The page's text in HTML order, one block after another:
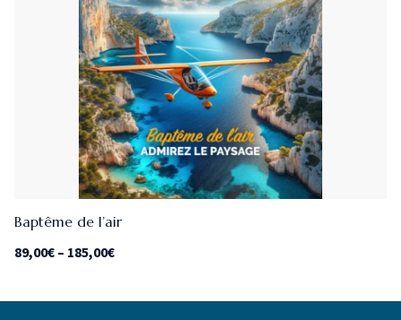
Baptême de l’air
89,00€– 185,00€